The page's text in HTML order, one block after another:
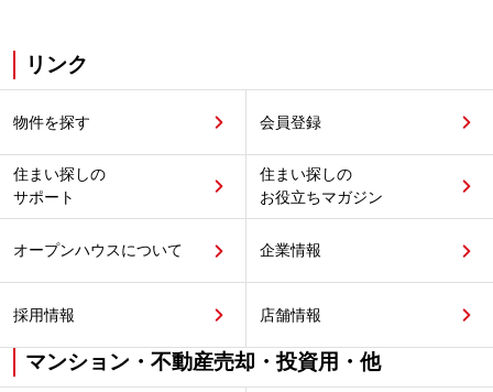
リンク
物件を探す 会員登録
住まい探しの
サポート
住まい探しの
お役立ちマガジン
オープンハウスについて 企業情報
採用情報 店舗情報
マンション・不動産売却・投資用・他